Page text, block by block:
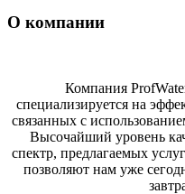
О компании
Компания
специализируется на
связанных с
Высочайший уровень
спектр, предлагаемых
позволяют нам уже